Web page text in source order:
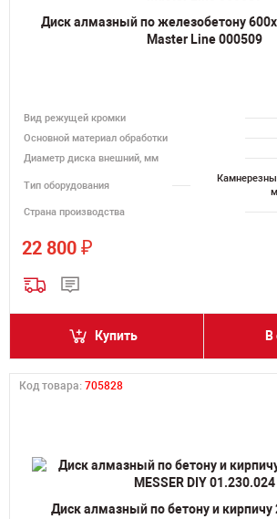
Диск алмазный по железобетону
Master Line 000509
Вид режущей кромки
Основной материал обработки
Диаметр диска внешний, мм
Тип оборудования
Страна производства
22 800 ₽
Купить
Код товара: 705828
Диск алмазный по бетону и